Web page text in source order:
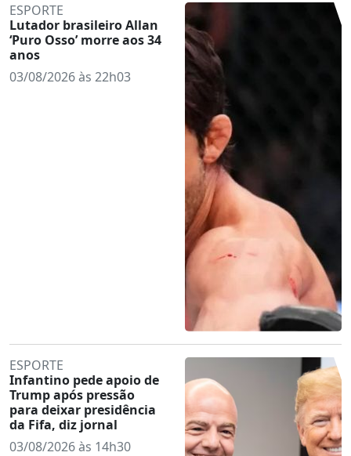
ESPORTE
Lutador brasileiro Allan
‘Puro Osso’ morre aos 34
anos
03/08/2026 às 22h03
ESPORTE
Infantino pede apoio de
Trump após pressão
para deixar presidência
da Fifa, diz jornal
03/08/2026 às 14h30